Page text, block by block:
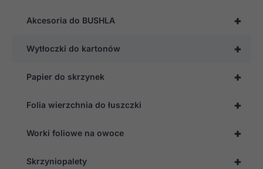
+
Akcesoria do BUSHLA
+
Wytłoczki do kartonów
+
Papier do skrzynek
+
Folia wierzchnia do łuszczki
+
Worki foliowe na owoce
+
Skrzyniopalety